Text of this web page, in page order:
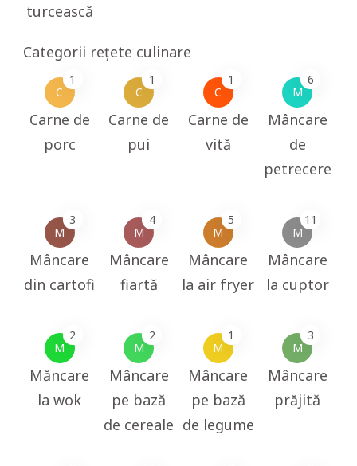
turcească
Categorii rețete culinare
C
1
Carne de
porc
C
1
Carne de
pui
C
1
Carne de
vită
M
6
Mâncare
de
petrecere
M
3
Mâncare
din cartofi
M
4
Mâncare
fiartă
M
5
Mâncare
la air fryer
M
11
Mâncare
la cuptor
M
2
Măncare
la wok
M
2
Mâncare
pe bază
de cereale
M
1
Mâncare
pe bază
de legume
M
3
Mâncare
prăjită